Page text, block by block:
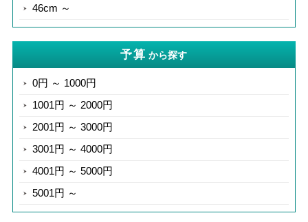
46cm ～
予算 から探す
0円 ～ 1000円
1001円 ～ 2000円
2001円 ～ 3000円
3001円 ～ 4000円
4001円 ～ 5000円
5001円 ～